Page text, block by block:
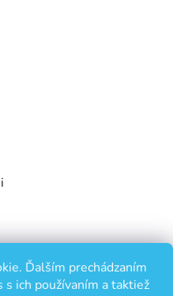
Ďalším prechádzaním
ich používaním a taktiež
údajov